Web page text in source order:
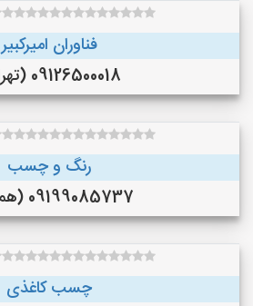
فناوران امیرکبیر
09126500018 (تهران)
رنگ و چسب
09199085737 (همدان)
چسب کاغذی